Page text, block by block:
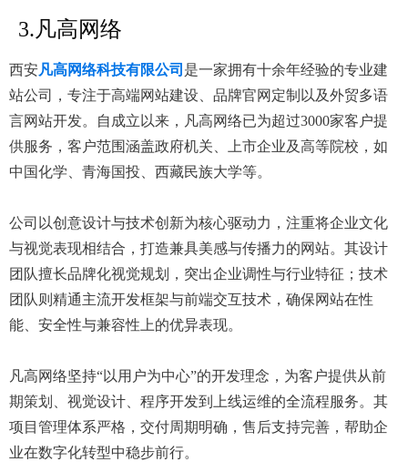
3.凡高网络
西安凡高网络科技有限公司 是一家拥有十余年经验的专业建
站公司，专注于高端网站建设、品牌官网定制以及外贸多语
言网站开发。自成立以来，凡高网络已为超过3000家客户提
供服务，客户范围涵盖政府机关、上市企业及高等院校，如
中国化学、青海国投、西藏民族大学等。
公司以创意设计与技术创新为核心驱动力，注重将企业文化
与视觉表现相结合，打造兼具美感与传播力的网站。其设计
团队擅长品牌化视觉规划，突出企业调性与行业特征；技术
团队则精通主流开发框架与前端交互技术，确保网站在性
能、安全性与兼容性上的优异表现。
凡高网络坚持“以用户为中心”的开发理念，为客户提供从前
期策划、视觉设计、程序开发到上线运维的全流程服务。其
项目管理体系严格，交付周期明确，售后支持完善，帮助企
业在数字化转型中稳步前行。